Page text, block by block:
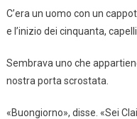
C’era un uomo con un
e l’inizio dei cinquanta,
Sembrava uno che
nostra porta scrostata.
«Buongiorno», disse. «Sei